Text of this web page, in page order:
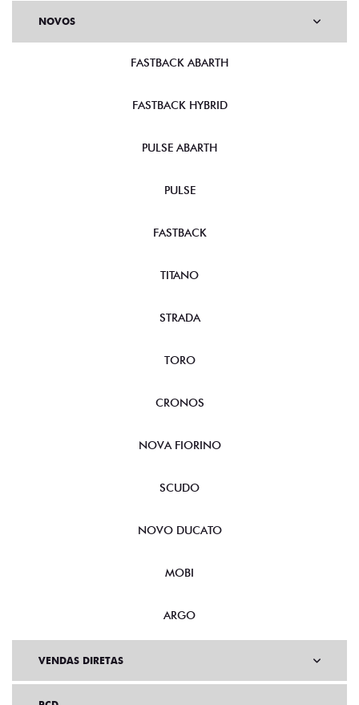
NOVOS
FASTBACK ABARTH
FASTBACK HYBRID
PULSE ABARTH
PULSE
FASTBACK
TITANO
STRADA
TORO
CRONOS
NOVA FIORINO
SCUDO
NOVO DUCATO
MOBI
ARGO
VENDAS DIRETAS